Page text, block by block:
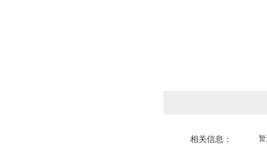
相关信息：